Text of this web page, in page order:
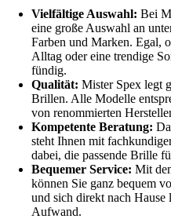
Vielfältige Auswahl: Bei
eine große Auswahl an
Farben und Marken. Egal,
Alltag oder eine trendige
fündig.
Qualität: Mister Spex legt
Brillen. Alle Modelle
von renommierten
Kompetente Beratung:
steht Ihnen mit
dabei, die passende Brille
Bequemer Service: Mit
können Sie ganz bequem
und sich direkt nach Hause
Aufwand.